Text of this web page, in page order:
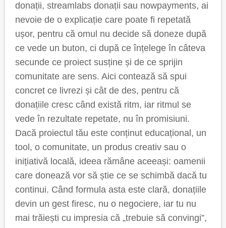
donații, streamlabs donații sau nowpayments, ai
nevoie de o explicație care poate fi repetată
ușor, pentru că omul nu decide să doneze după
ce vede un buton, ci după ce înțelege în câteva
secunde ce proiect susține și de ce sprijin
comunitate are sens. Aici contează să spui
concret ce livrezi și cât de des, pentru că
donațiile cresc când există ritm, iar ritmul se
vede în rezultate repetate, nu în promisiuni.
Dacă proiectul tău este conținut educațional, un
tool, o comunitate, un produs creativ sau o
inițiativă locală, ideea rămâne aceeași: oamenii
care donează vor să știe ce se schimbă dacă tu
continui. Când formula asta este clară, donațiile
devin un gest firesc, nu o negociere, iar tu nu
mai trăiești cu impresia că „trebuie să convingi”,